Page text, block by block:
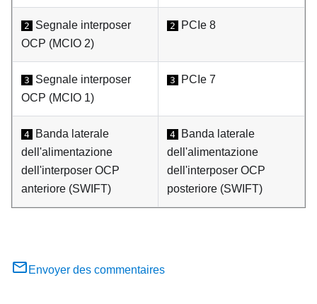
2
Segnale interposer
OCP (MCIO 2)
2 PCIe 8
3
Segnale interposer
OCP (MCIO 1)
3 PCIe 7
4
Banda laterale
dell'alimentazione
dell'interposer OCP
anteriore (SWIFT)
4
Banda laterale
dell'alimentazione
dell'interposer OCP
posteriore (SWIFT)
Envoyer des commentaires